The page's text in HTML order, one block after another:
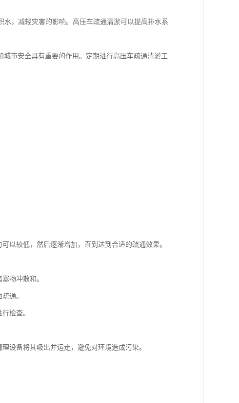
，减轻灾害的影响。高压车疏通清淤可以提高排水系
市安全具有重要的作用。定期进行高压车疏通清淤工
以较低，然后逐渐增加，直到达到合适的疏通效果。
物冲散和。
通。
检查。
设备将其吸出并运走，避免对环境造成污染。